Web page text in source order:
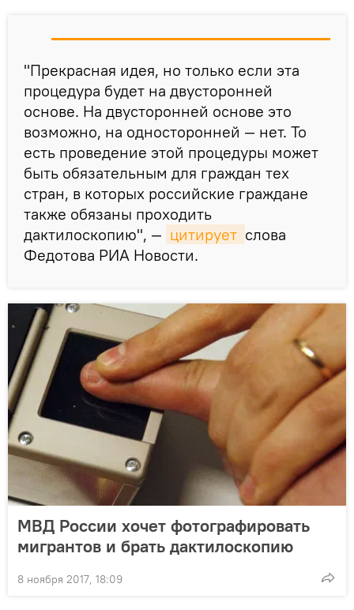
"Прекрасная идея, но только если эта
процедура будет на двусторонней
основе. На двусторонней основе это
возможно, на односторонней — нет. То
есть проведение этой процедуры может
быть обязательным для граждан тех
стран, в которых российские граждане
также обязаны проходить
дактилоскопию", — цитирует слова
Федотова РИА Новости.
МВД России хочет фотографировать
мигрантов и брать дактилоскопию
8 ноября 2017, 18:09